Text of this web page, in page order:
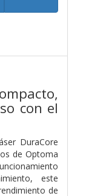
con el
DuraCore
de Optoma
este
de